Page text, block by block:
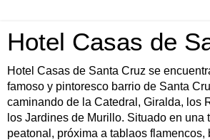
Hotel Casas de
Hotel Casas de Santa Cruz se
famoso y pintoresco barrio de Santa
caminando de la Catedral, Giralda, los
los Jardines de Murillo. Situado en una
peatonal, próxima a tablaos flamencos,